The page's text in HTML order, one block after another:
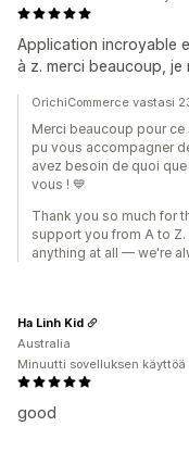
Application incroyable
à z. merci beaucoup, je
OrichiCommerce vastasi
Merci beaucoup pour
pu vous accompagner
avez besoin de quoi
vous ! 💙
Thank you so much for
support you from A to
anything at all — we're
good
Ha Linh Kid
Australia
Minuutti sovelluksen käyttöä